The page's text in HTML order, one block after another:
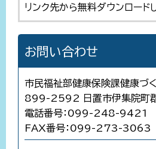
リンク先から無料ダウンロード
お問い合わせ
市民福祉部健康保険課健康づ
899-2592 日置市伊集院町
電話番号：099-248-9421
FAX番号：099-273-3063